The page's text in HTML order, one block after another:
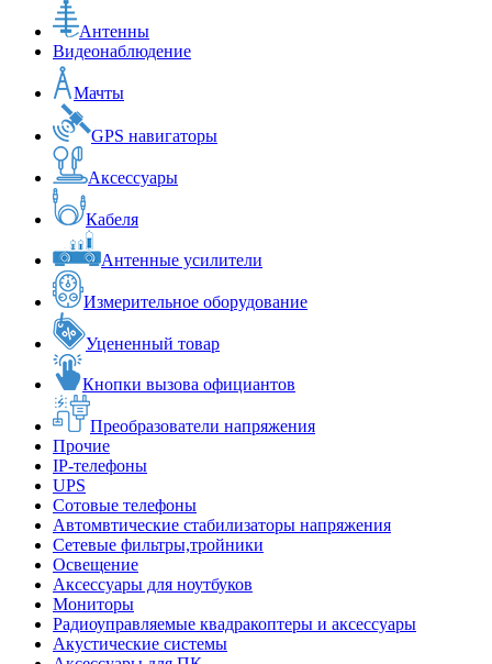
Антенны
Видеонаблюдение
Мачты
GPS навигаторы
Аксессуары
Кабеля
Антенные усилители
Измерительное оборудование
Уцененный товар
Кнопки вызова официантов
Преобразователи напряжения
Прочие
IP-телефоны
UPS
Сотовые телефоны
Автомвтические стабилизаторы напряжения
Сетевые фильтры,тройники
Освещение
Аксессуары для ноутбуков
Мониторы
Радиоуправляемые квадракоптеры и аксессуары
Акустические системы